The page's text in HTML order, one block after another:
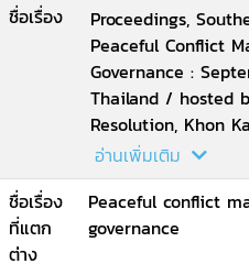
ชื่อเรื่อง
Proceedings,
Peaceful Conflict
Governance :
Thailand / hosted
Resolution, Khon
edited by Suwit
and Andrea
อ่านเพิ่มเติม
ชื่อเรื่อง
ที่แตก
ต่าง
Peaceful conflict
governance